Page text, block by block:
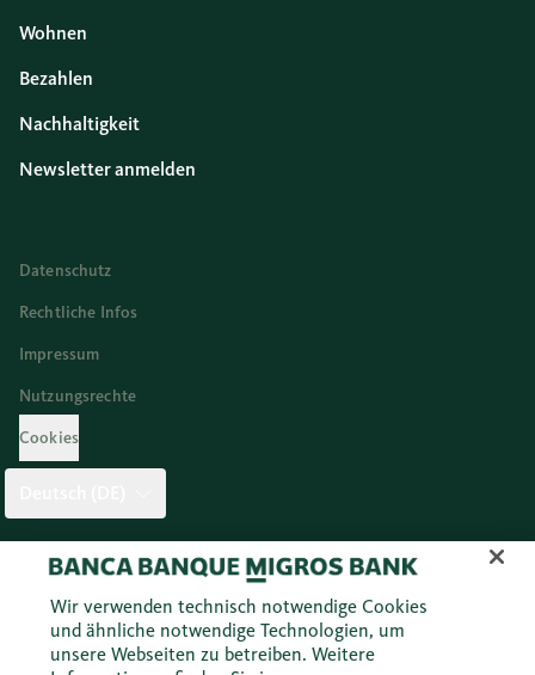
Wohnen
Bezahlen
Nachhaltigkeit
Newsletter anmelden
Datenschutz
Rechtliche Infos
Impressum
Nutzungsrechte
Cookies
Twitter Facebook Blog Instagram Youtube
© 2026 Migros Bank AG
Wir verwenden technisch notwendige Cookies
und ähnliche notwendige Technologien, um
unsere Webseiten zu betreiben. Weitere